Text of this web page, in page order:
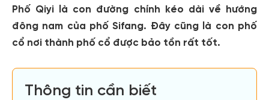
Phố Qiyi là con đường chính kéo dài về hướng
đông nam của phố Sifang. Đây cũng là con phố
cổ nơi thành phố cổ được bảo tồn rất tốt.
Thông tin cần biết